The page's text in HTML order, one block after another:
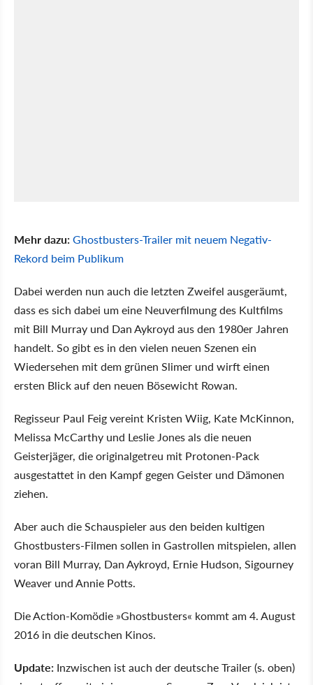
Mehr dazu:Ghostbusters-Trailer mit neuem Negativ-
Rekord beim Publikum
Dabei werden nun auch die letzten Zweifel ausgeräumt,
dass es sich dabei um eine Neuverfilmung des Kultfilms
mit Bill Murray und Dan Aykroyd aus den 1980er Jahren
handelt. So gibt es in den vielen neuen Szenen ein
Wiedersehen mit dem grünen Slimer und wirft einen
ersten Blick auf den neuen Bösewicht Rowan.
Regisseur Paul Feig vereint Kristen Wiig, Kate McKinnon,
Melissa McCarthy und Leslie Jones als die neuen
Geisterjäger, die originalgetreu mit Protonen-Pack
ausgestattet in den Kampf gegen Geister und Dämonen
ziehen.
Aber auch die Schauspieler aus den beiden kultigen
Ghostbusters-Filmen sollen in Gastrollen mitspielen, allen
voran Bill Murray, Dan Aykroyd, Ernie Hudson, Sigourney
Weaver und Annie Potts.
Die Action-Komödie »Ghostbusters« kommt am 4. August
2016 in die deutschen Kinos.
Update: Inzwischen ist auch der deutsche Trailer (s. oben)